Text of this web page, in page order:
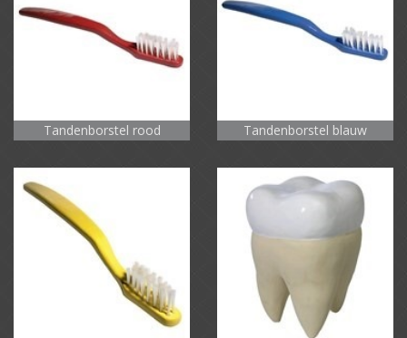
Tandenborstel rood Tandenborstel blauw